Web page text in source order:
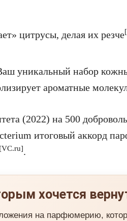
цитрусы, делая их резче
уникальный набор
ароматные
(2022) на 500
итоговый аккорд
[VC.ru].
хочется
на парфюмерию,